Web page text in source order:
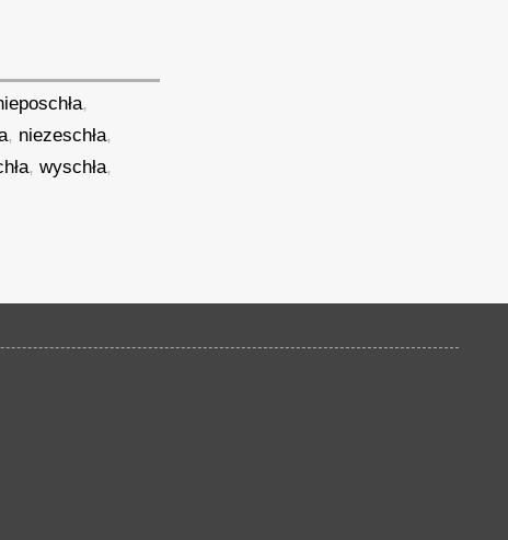
,
, niezeschła,
,wyschła,